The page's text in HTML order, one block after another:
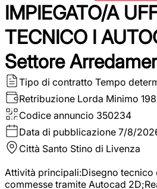
IMPIEGATO/A
TECNICO I
Settore
Tipo di contratto Tempo
Retribuzione Lorda Minimo
Codice annuncio 350234
Data di pubblicazione 7/8/
Città Santo Stino di Livenza
Attività principali:Disegno tecnico
commesse tramite Autocad